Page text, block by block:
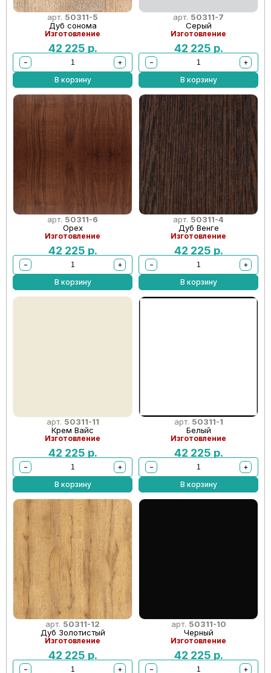
арт. 50311-5
Дуб сонома
Изготовление
42 225 р.
−
+
В корзину
арт. 50311-7
Серый
Изготовление
42 225 р.
−
+
В корзину
арт. 50311-6
Орех
Изготовление
42 225 р.
−
+
В корзину
арт. 50311-4
Дуб Венге
Изготовление
42 225 р.
−
+
В корзину
арт. 50311-11
Крем Вайс
Изготовление
42 225 р.
−
+
В корзину
арт. 50311-1
Белый
Изготовление
42 225 р.
−
+
В корзину
арт. 50311-12
Дуб Золотистый
Изготовление
42 225 р.
−
+
арт. 50311-10
Черный
Изготовление
42 225 р.
−
+